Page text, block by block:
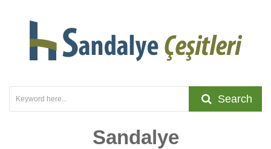
Search
Sandalye